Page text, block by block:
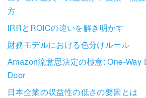
方
IRRとROICの違いを解き明かす
財務モデルにおける色分けルール
Amazon流意思決定の極意: One-Way
Door
日本企業の収益性の低さの要因とは